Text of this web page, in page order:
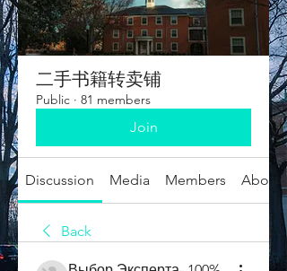
二手书籍转卖铺
Public · 81 members
Join
Discussion Media Members About
Back